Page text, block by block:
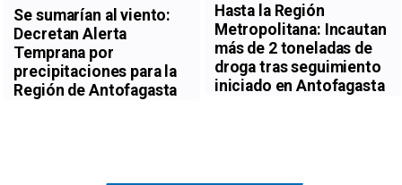
Se sumarían al viento:
Decretan Alerta
Temprana por
precipitaciones para la
Región de Antofagasta
Hasta la Región
Metropolitana: Incautan
más de 2 toneladas de
droga tras seguimiento
iniciado en Antofagasta